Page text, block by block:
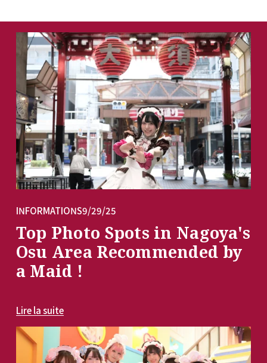
INFORMATIONS9/29/25
Top Photo Spots in Nagoya's
Osu Area Recommended by
a Maid !
Lire la suite